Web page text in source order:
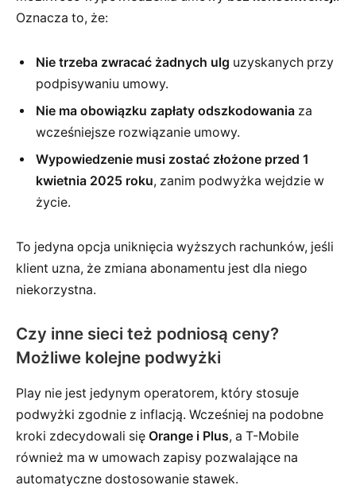
Oznacza to, że:
Nie trzeba zwracać żadnych ulg uzyskanych przy
podpisywaniu umowy.
Nie ma obowiązku zapłaty odszkodowania za
wcześniejsze rozwiązanie umowy.
Wypowiedzenie musi zostać złożone przed 1
kwietnia 2025 roku, zanim podwyżka wejdzie w
życie.
To jedyna opcja uniknięcia wyższych rachunków, jeśli
klient uzna, że zmiana abonamentu jest dla niego
niekorzystna.
Czy inne sieci też podniosą ceny?
Możliwe kolejne podwyżki
Play nie jest jedynym operatorem, który stosuje
podwyżki zgodnie z inflacją. Wcześniej na podobne
kroki zdecydowali się Orange i Plus, a T-Mobile
również ma w umowach zapisy pozwalające na
automatyczne dostosowanie stawek.